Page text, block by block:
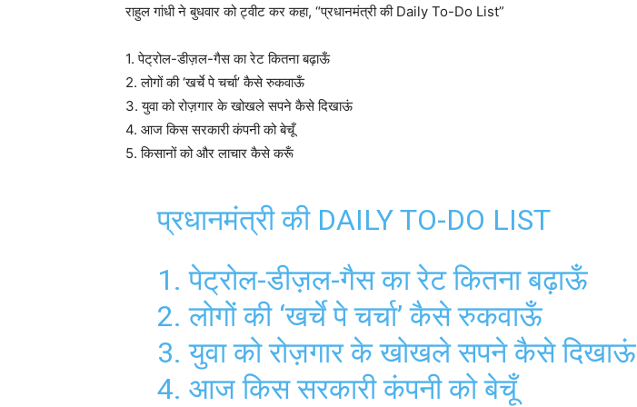
राहुल गांधी ने बुधवार को ट्वीट कर कहा, “प्रधानमंत्री की Daily To-Do List”
1. पेट्रोल-डीज़ल-गैस का रेट कितना बढ़ाऊँ
2. लोगों की ‘खर्चे पे चर्चा’ कैसे रुकवाऊँ
3. युवा को रोज़गार के खोखले सपने कैसे दिखाऊं
4. आज किस सरकारी कंपनी को बेचूँ
5. किसानों को और लाचार कैसे करूँ
प्रधानमंत्री की DAILY TO-DO LIST
1. पेट्रोल-डीज़ल-गैस का रेट कितना बढ़ाऊँ
2. लोगों की ‘खर्चे पे चर्चा’ कैसे रुकवाऊँ
3. युवा को रोज़गार के खोखले सपने कैसे दिखाऊं
4. आज किस सरकारी कंपनी को बेचूँ